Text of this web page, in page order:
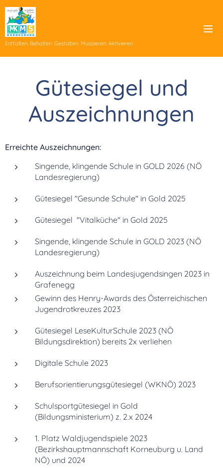
Entfalten. Behalten. Gestalten. Musizieren. Aktivieren
Gütesiegel und
Auszeichnungen
Erreichte Auszeichnungen:
Singende, klingende Schule in GOLD 2026 (NÖ
Landesregierung)
Gütesiegel "Gesunde Schule" in Gold 2025
Gütesiegel "Vitalküche" in Gold 2025
Singende, klingende Schule in GOLD 2023 (NÖ
Landesregierung)
Auszeichnung beim Landesjugendsingen 2023 in
Grafenegg
Gewinn des Henry-Awards des Österreichischen
Jugendrotkreuzes 2023
Gütesiegel LeseKulturSchule 2023 (NÖ
Bildungsdirektion) bereits 2x verliehen
Digitale Schule 2023
Berufsorientierungsgütesiegel (WKNÖ) 2023
Schulsportgütesiegel in Gold
(Bildungsministerium) z. 2.x 2024
1. Platz Waldjugendspiele 2023
(Bezirkshauptmannschaft Korneuburg u. Land
NÖ) und 2024